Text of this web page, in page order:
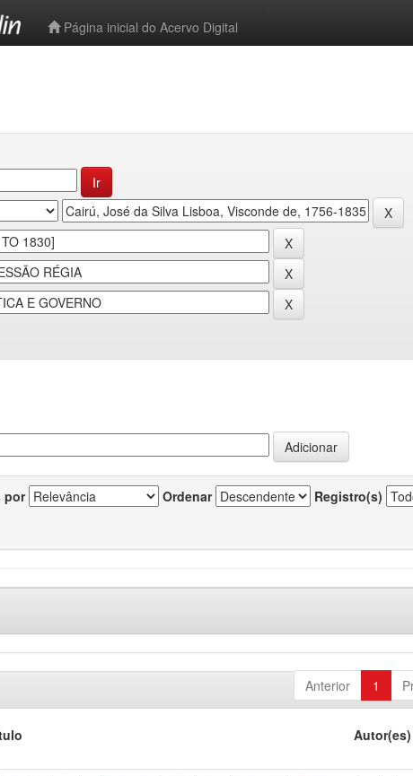
Página inicial do Acervo Digital
por Ordenar Registro(s)
Anterior 1
Autor(es)